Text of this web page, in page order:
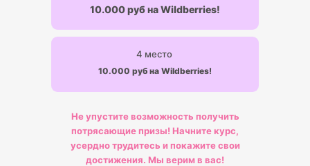
Не упустите возможность получить
потрясающие призы! Начните курс,
усердно трудитесь и покажите свои
достижения. Мы верим в вас!
10.000 руб на Wildberries!
10.000 руб на Wildberries!
4 место